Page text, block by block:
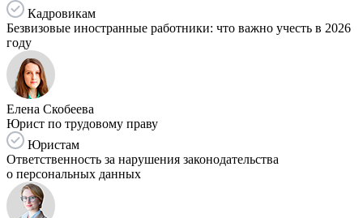
Кадровикам
Безвизовые иностранные работники: что важно учесть в 2026
году
Елена Скобеева
Юрист по трудовому праву
Юристам
Ответственность за нарушения законодательства
о персональных данных